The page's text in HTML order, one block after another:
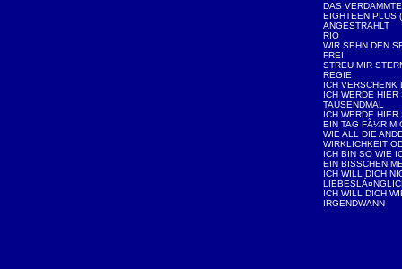
DAS
EIGHTEEN PLUS
ANGESTRAHLT
RIO
WIR SEHN DEN
FREI
STREU MIR
REGIE
ICH VERSCHENK
ICH WERDE
TAUSENDMAL
ICH WERDE HIER
EIN TAG FÃ¼R
WIE ALL DIE
WIRKLICHKEIT
ICH BIN SO WIE
EIN BISSCHEN
ICH WILL DICH
ICH WILL DICH
IRGENDWANN